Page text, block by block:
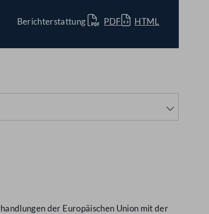
Berichterstattung PDF HTML
der Europäischen Union mit der